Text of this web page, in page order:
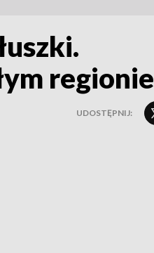
regionie
UDOSTĘPNIJ: